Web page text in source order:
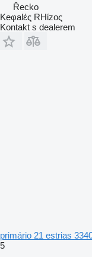
Řecko
Keφalές RHίzoς
Kontakt s dealerem
primário 21 estrias
5